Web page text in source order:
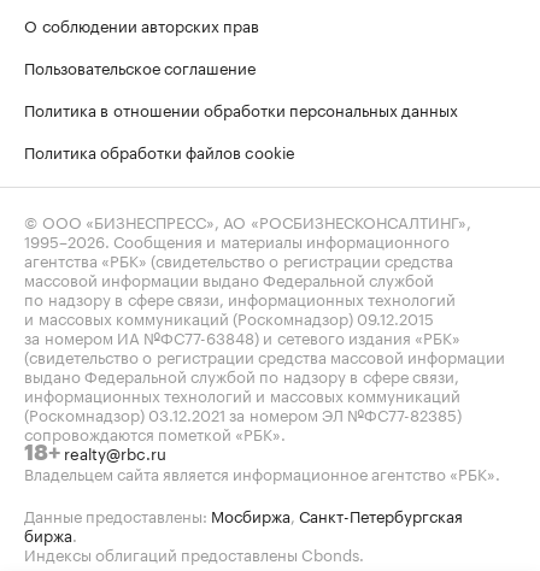
О соблюдении авторских прав
Пользовательское соглашение
Политика в отношении обработки персональных данных
Политика обработки файлов cookie
© ООО «БИЗНЕСПРЕСС», АО «РОСБИЗНЕСКОНСАЛТИНГ»,
1995–2026. Сообщения и материалы информационного
агентства «РБК» (свидетельство о регистрации средства
массовой информации выдано Федеральной службой
по надзору в сфере связи, информационных технологий
и массовых коммуникаций (Роскомнадзор) 09.12.2015
за номером ИА №ФС77-63848) и сетевого издания «РБК»
(свидетельство о регистрации средства массовой информации
выдано Федеральной службой по надзору в сфере связи,
информационных технологий и массовых коммуникаций
(Роскомнадзор) 03.12.2021 за номером ЭЛ №ФС77-82385)
сопровождаются пометкой «РБК».
18+ realty@rbc.ru
Владельцем сайта является информационное агентство «РБК».
Данные предоставлены: Мосбиржа, Санкт-Петербургская
биржа.
Индексы облигаций предоставлены Cbonds.